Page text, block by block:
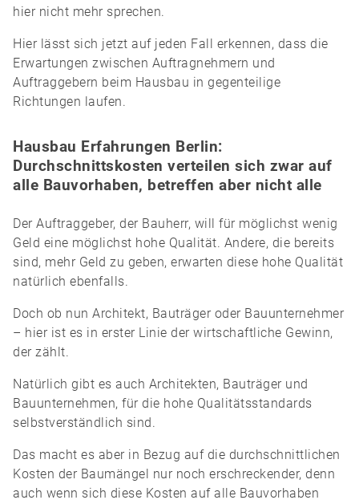
hier nicht mehr sprechen.
Hier lässt sich jetzt auf jeden Fall erkennen, dass die
Erwartungen zwischen Auftragnehmern und
Auftraggebern beim Hausbau in gegenteilige
Richtungen laufen.
Hausbau Erfahrungen Berlin:
Durchschnittskosten verteilen sich zwar auf
alle Bauvorhaben, betreffen aber nicht alle
Der Auftraggeber, der Bauherr, will für möglichst wenig
Geld eine möglichst hohe Qualität. Andere, die bereits
sind, mehr Geld zu geben, erwarten diese hohe Qualität
natürlich ebenfalls.
Doch ob nun Architekt, Bauträger oder Bauunternehmer
– hier ist es in erster Linie der wirtschaftliche Gewinn,
der zählt.
Natürlich gibt es auch Architekten, Bauträger und
Bauunternehmen, für die hohe Qualitätsstandards
selbstverständlich sind.
Das macht es aber in Bezug auf die durchschnittlichen
Kosten der Baumängel nur noch erschreckender, denn
auch wenn sich diese Kosten auf alle Bauvorhaben